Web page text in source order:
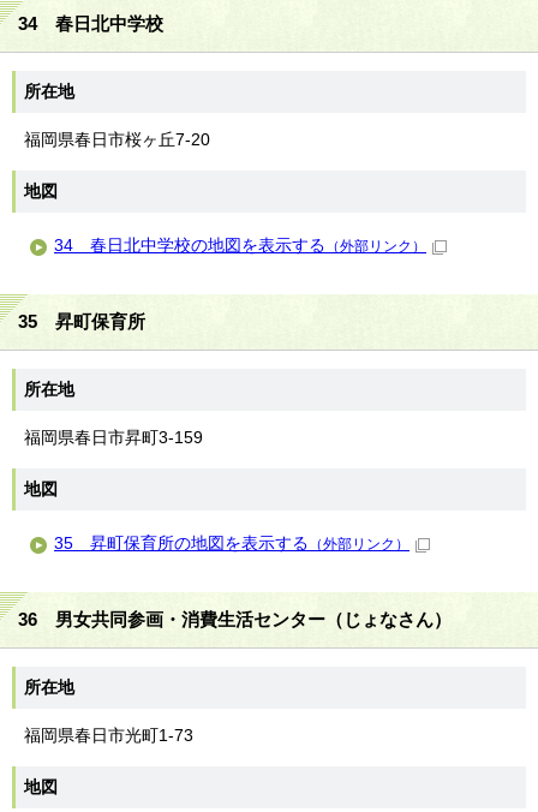
34 春日北中学校
所在地
福岡県春日市桜ヶ丘7-20
地図
34 春日北中学校の地図を表示する （外部リンク）
35 昇町保育所
所在地
福岡県春日市昇町3-159
地図
35 昇町保育所の地図を表示する （外部リンク）
36 男女共同参画・消費生活センター（じょなさん）
所在地
福岡県春日市光町1-73
地図